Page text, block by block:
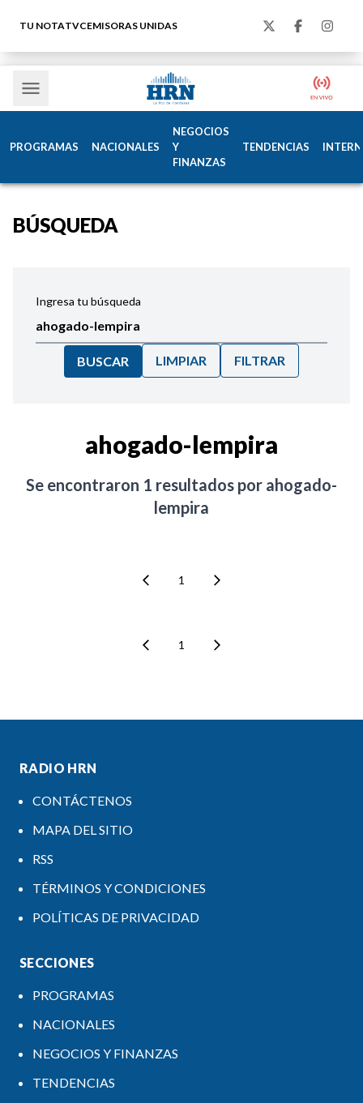
TU NOTATVCEMISORAS UNIDAS
PROGRAMAS NACIONALES
NEGOCIOS
Y
FINANZAS
TENDENCIAS
BÚSQUEDA
Ingresa tu búsqueda
BUSCAR LIMPIAR FILTRAR
ahogado-lempira
Se encontraron 1 resultados por ahogado-
lempira
1
1
RADIO HRN
CONTÁCTENOS
MAPA DEL SITIO
RSS
TÉRMINOS Y CONDICIONES
POLÍTICAS DE PRIVACIDAD
SECCIONES
PROGRAMAS
NACIONALES
NEGOCIOS Y FINANZAS
TENDENCIAS